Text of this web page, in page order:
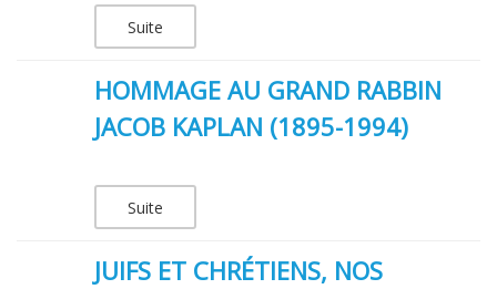
Suite
HOMMAGE AU GRAND RABBIN
JACOB KAPLAN (1895-1994)
Suite
JUIFS ET CHRÉTIENS, NOS